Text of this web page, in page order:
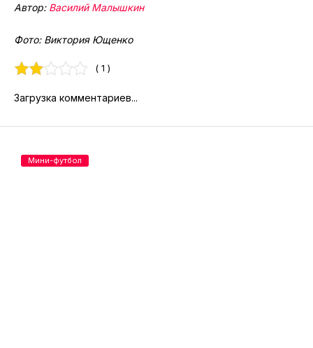
Автор: Василий Малышкин
Фото: Виктория Ющенко
( 1 )
Загрузка комментариев...
Мини-футбол